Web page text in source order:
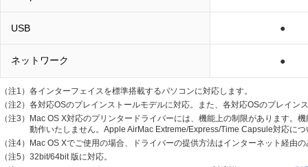
USB ●
ネットワーク ●
（注1） 各インターフェイスを標準搭載するパソコンに対応します。
（注2） 各対応OSのプレインストールモデルに対応。また、各対応OSのプレイン
（注3）
Mac OS X対応のプリンタードライバーには、機能上の制限があります。
動作いたしません。Apple AirMac Extreme/Express/Time Capsule対応につ
（注4）
Mac OS Xでご使用の場合、ドライバーの提供方法はインターネット経由
（注5） 32bit/64bit 版に対応。